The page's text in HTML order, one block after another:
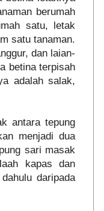
berumah
satu, letak
satu tanaman.
dan laian-
betina terpisah
adalah salak,
antara tepung
menjadi dua
sari masak
kapas dan
daripada